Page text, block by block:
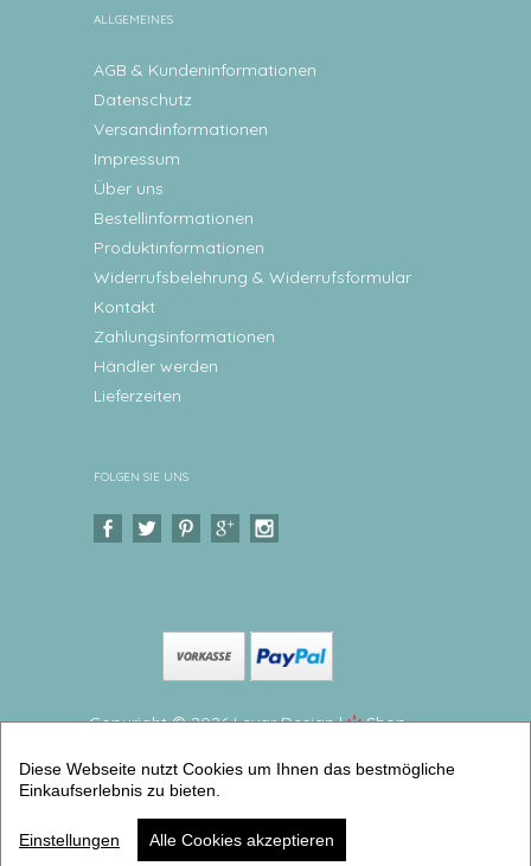
ALLGEMEINES
AGB & Kundeninformationen
Datenschutz
Versandinformationen
Impressum
Über uns
Bestellinformationen
Produktinformationen
Widerrufsbelehrung & Widerrufsformular
Kontakt
Zahlungsinformationen
Händler werden
Lieferzeiten
FOLGEN SIE UNS
Copyright © 2026 Levar Design |
Shop
Tischset, Platzset, Waldtiere Platzdeckchen mit
Namen personalisiert (Tischsets personalisiert) |
Artikelnummer: 5424-2777-7076 -4
Diese Webseite nutzt Cookies um Ihnen das bestmögliche
Einkaufserlebnis zu bieten.
Einstellungen Alle Cookies akzeptieren